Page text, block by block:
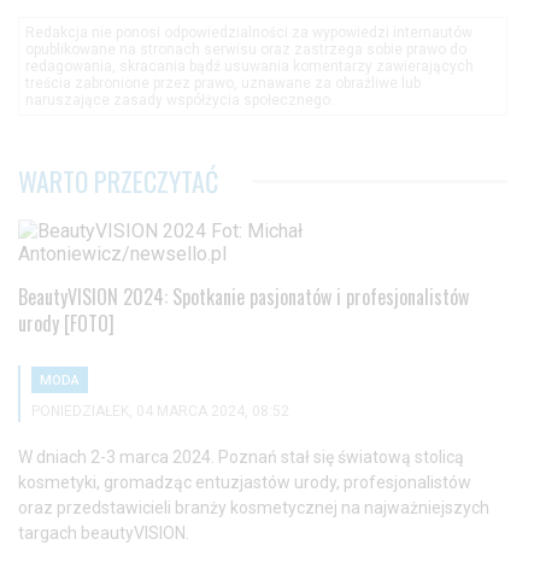
WARTO PRZECZYTAĆ
BeautyVISION 2024: Spotkanie pasjonatów i profesjonalistów
urody [FOTO]
MODA
PONIEDZIAŁEK, 04 MARCA 2024, 08:52
W dniach 2-3 marca 2024. Poznań stał się światową stolicą
kosmetyki, gromadząc entuzjastów urody, profesjonalistów
oraz przedstawicieli branży kosmetycznej na najważniejszych
targach beautyVISION.